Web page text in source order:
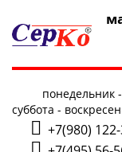
понедельник
суббота -
+7(980)